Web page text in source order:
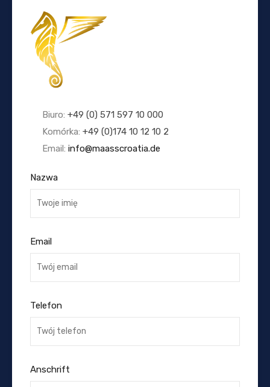
Biuro: +49 (0) 571 597 10 000
Komórka: +49 (0)174 10 12 10 2
Email: info@maasscroatia.de
Nazwa
Email
Telefon
Anschrift